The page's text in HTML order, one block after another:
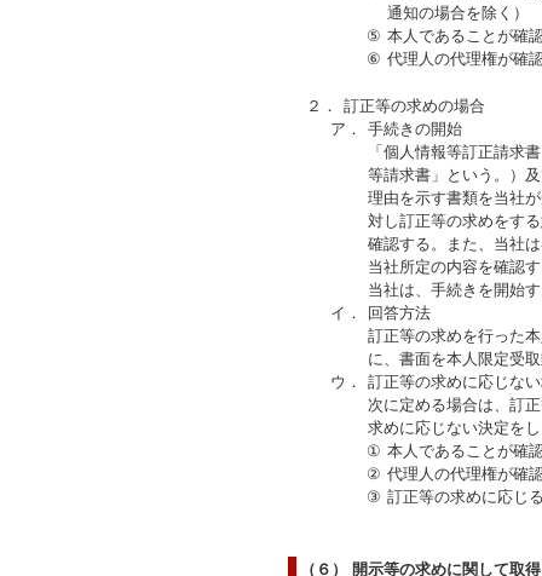
通知の場合を除く）
⑤ 本人であることが確
⑥ 代理人の代理権が確
２．
訂正等の求めの場合
ア．
手続きの開始
「個人情報等訂正請求
等請求書」という。）
理由を示す書類を当社
対し訂正等の求めをす
確認する。また、当社
当社所定の内容を確認
当社は、手続きを開始
イ．
回答方法
訂正等の求めを行った
に、書面を本人限定受
ウ．
訂正等の求めに応じな
次に定める場合は、訂
求めに応じない決定を
① 本人であることが確
② 代理人の代理権が確
③ 訂正等の求めに応じ
（６） 開示等の求めに関して取